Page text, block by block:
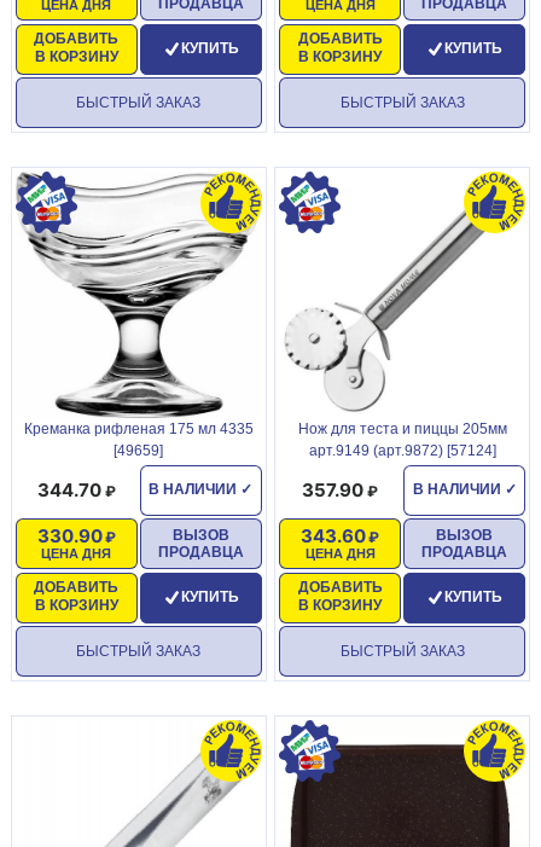
ЦЕНА ДНЯ
ДОБАВИТЬ
В КОРЗИНУ
ПРОДАВЦА
КУПИТЬ
БЫСТРЫЙ ЗАКАЗ
ЦЕНА ДНЯ
ДОБАВИТЬ
В КОРЗИНУ
ПРОДАВЦА
КУПИТЬ
БЫСТРЫЙ ЗАКАЗ
Креманка рифленая 175 мл 4335
[49659]
В НАЛИЧИИ ✓
344.70
ЦЕНА ДНЯ
330.90
ДОБАВИТЬ
В КОРЗИНУ
ВЫЗОВ
ПРОДАВЦА
КУПИТЬ
БЫСТРЫЙ ЗАКАЗ
Нож для теста и пиццы 205мм
арт.9149 (арт.9872) [57124]
В НАЛИЧИИ ✓
357.90
ЦЕНА ДНЯ
343.60
ДОБАВИТЬ
В КОРЗИНУ
ВЫЗОВ
ПРОДАВЦА
КУПИТЬ
БЫСТРЫЙ ЗАКАЗ